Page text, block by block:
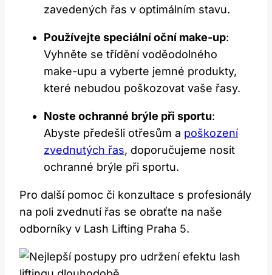
zavedených řas ⁢v ‌optimálním stavu.
Používejte speciální oční make-up:
Vyhněte se třídění voděodolného
make-upu a vyberte jemné produkty,
které nebudou poškozovat vaše řasy.
Noste ochranné brýle při sportu:
Abyste předešli otřesům a poškození
zvednutých řas, doporučujeme‍ nosit
ochranné brýle⁣ při sportu.
Pro další pomoc či konzultace s‍ profesionály
na poli zvednutí řas se obraťte na naše
odborníky v ⁤Lash Lifting​ Praha 5.